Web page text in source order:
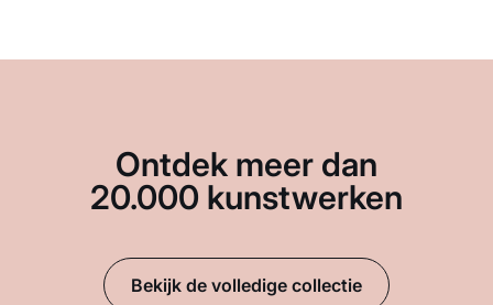
Ontdek meer dan
20.000 kunstwerken
Bekijk de volledige collectie